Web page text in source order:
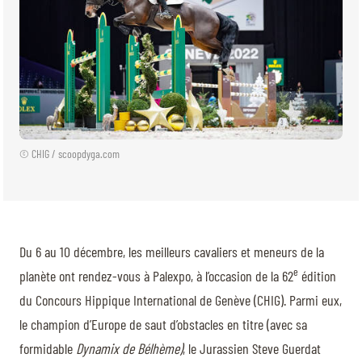
© CHIG / scoopdyga.com
Du 6 au 10 décembre, les meilleurs cavaliers et meneurs de la
planète ont rendez-vous à Palexpo, à l’occasion de la 62e édition
du Concours Hippique International de Genève (CHIG). Parmi eux,
le champion d’Europe de saut d’obstacles en titre (avec sa
formidable Dynamix de Bélhème), le Jurassien Steve Guerdat